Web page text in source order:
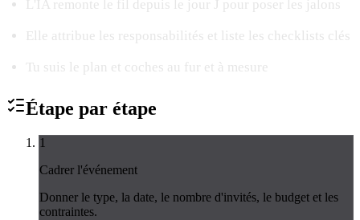
L'IA remonte le fil depuis le jour J pour poser les jalons
Elle attribue les responsabilités et liste les checklists clés
Tu suis le plan et coches au fur et à mesure
Étape par étape
1
Cadrer l'événement
Donner le type, la date, le nombre d'invités, le budget et les
contraintes.